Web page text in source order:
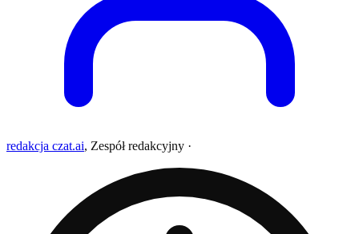
redakcja czat.ai, Zespół redakcyjny ·